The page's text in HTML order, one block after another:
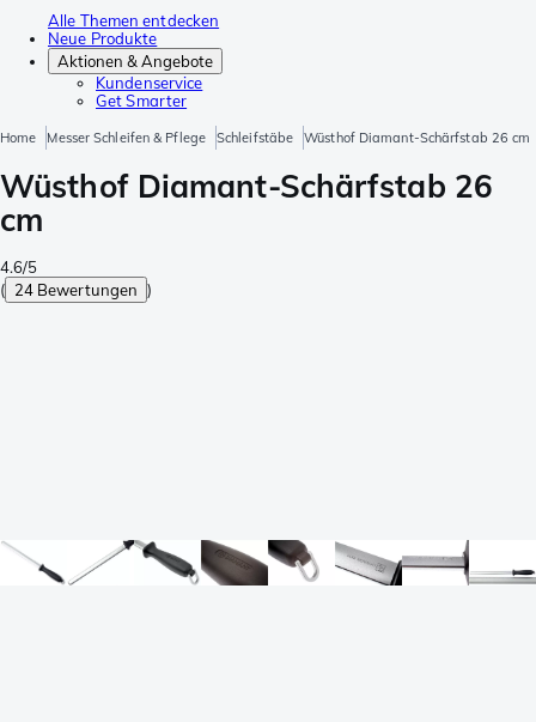
Alle Themen entdecken
Neue Produkte
Aktionen & Angebote
Kundenservice
Get Smarter
Home Messer Schleifen & Pflege Schleifstäbe Wüsthof Diamant-Schärfstab 26 cm
Wüsthof Diamant-Schärfstab 26
cm
4.6/5
( 24 Bewertungen )